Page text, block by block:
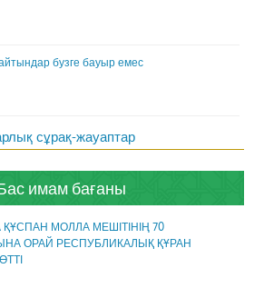
бузге бауыр емес
сұрақ-жауаптар
имам бағаны
МОЛЛА МЕШІТІНІҢ 70
ОРАЙ РЕСПУБЛИКАЛЫҚ ҚҰРАН